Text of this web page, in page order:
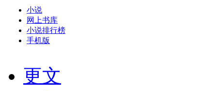
小说
网上书库
小说排行榜
手机版
更文